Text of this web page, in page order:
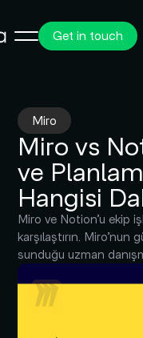
Get in touch
Miro
Miro vs
ve
Hangisi
Miro ve Notion’u ekip
karşılaştırın. Miro’nun
sunduğu uzman